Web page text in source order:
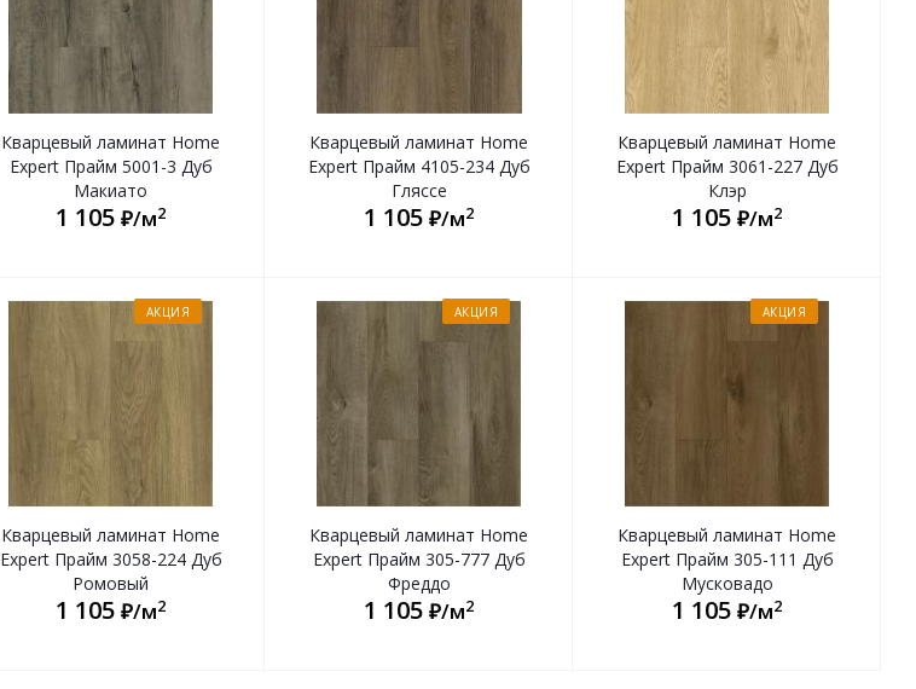
Кварцевый ламинат Home
Expert Прайм 5001-3 Дуб
Макиато
1 105 ₽/м2
Кварцевый ламинат Home
Expert Прайм 4105-234 Дуб
Гляссе
1 105 ₽/м2
Кварцевый ламинат Home
Expert Прайм 3061-227 Дуб
Клэр
1 105 ₽/м2
АКЦИЯ
Кварцевый ламинат Home
Expert Прайм 3058-224 Дуб
Ромовый
1 105 ₽/м2
АКЦИЯ
Кварцевый ламинат Home
Expert Прайм 305-777 Дуб
Фреддо
1 105 ₽/м2
АКЦИЯ
Кварцевый ламинат Home
Expert Прайм 305-111 Дуб
Мусковадо
1 105 ₽/м2